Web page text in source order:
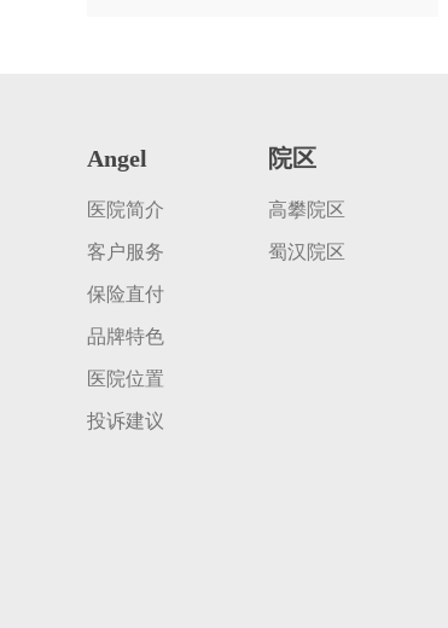
Angel
医院简介
客户服务
保险直付
品牌特色
医院位置
投诉建议
院区
高攀院区
蜀汉院区